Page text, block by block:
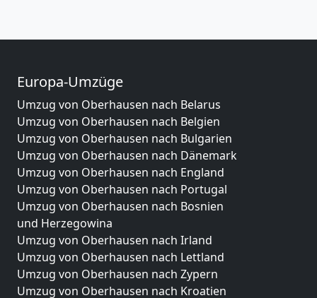
Europa-Umzüge
Umzug von Oberhausen nach Belarus
Umzug von Oberhausen nach Belgien
Umzug von Oberhausen nach Bulgarien
Umzug von Oberhausen nach Dänemark
Umzug von Oberhausen nach England
Umzug von Oberhausen nach Portugal
Umzug von Oberhausen nach Bosnien
und Herzegowina
Umzug von Oberhausen nach Irland
Umzug von Oberhausen nach Lettland
Umzug von Oberhausen nach Zypern
Umzug von Oberhausen nach Kroatien